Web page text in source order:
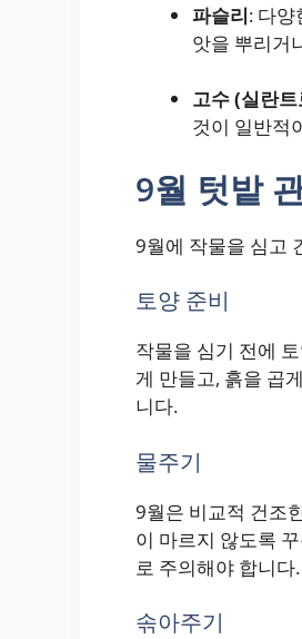
파슬리: 다
앗을 뿌리거
고수 (실란트
것이 일반적
9월 텃밭
9월에 작물을 심고
토양 준비
작물을 심기 전에
게 만들고, 흙을 곱
니다.
물주기
9월은 비교적 건조
이 마르지 않도록
로 주의해야 합니다.
솎아주기